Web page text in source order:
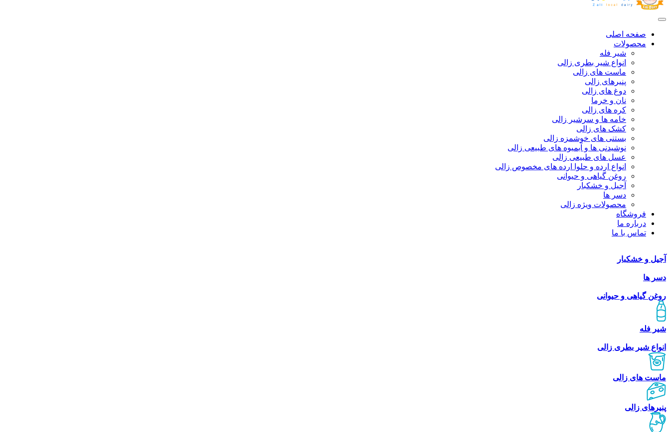
صفحه اصلی
محصولات
شیر فله
انواع شیر بطری زالی
ماست های زالی
پنیرهای زالی
دوغ های زالی
نان و خرما
کره های زالی
خامه ها و سرشیر زالی
کشک های زالی
بستنی های خوشمزه زالی
نوشیدنی ها و آبمیوه های طبیعی زالی
عسل های طبیعی زالی
انواع ارده و حلوا ارده های مخصوص زالی
روغن گیاهی و حیوانی
آجیل و خشکبار
دسر ها
محصولات ویژه زالی
فروشگاه
درباره ما
تماس با ما
آجیل و خشکبار
دسر ها
روغن گیاهی و حیوانی
شیر فله
انواع شیر بطری زالی
ماست های زالی
پنیرهای زالی